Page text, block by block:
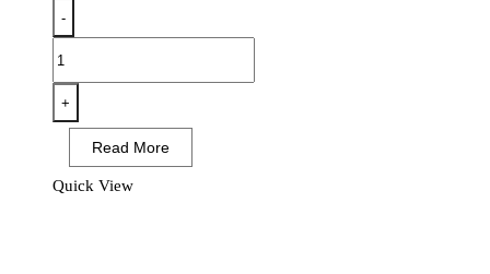
-
DX4
Teknisk
mängd
+
Read More
Quick View